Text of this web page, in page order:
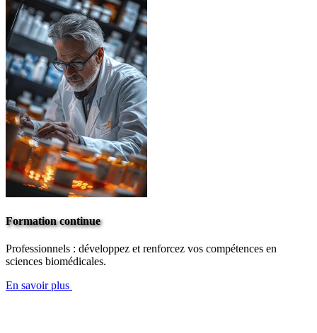
Formation continue
Professionnels : développez et renforcez vos compétences en
sciences biomédicales.
En savoir plus